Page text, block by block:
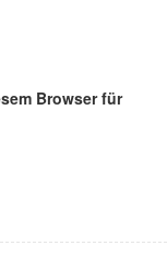
Browser für